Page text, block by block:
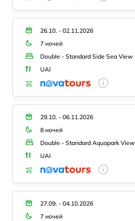
26.10. - 02.11.2026
7 ночей
Double - Standard Side Sea View
UAI
29.10. - 06.11.2026
8 ночей
Double - Standard Aquapark View
UAI
27.09. - 04.10.2026
7 ночей